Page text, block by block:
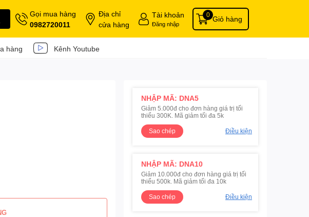
Gọi mua hàng
0982720011
Địa chỉ
cửa hàng
Tài khoản
Đăng nhập
Giỏ hàng
0
hàng Kênh Youtube
NHẬP MÃ: DNA5
Giảm 5.000đ cho đơn hàng giá trị tối
thiểu 300K. Mã giảm tối đa 5k
Sao chép
Điều kiện
NHẬP MÃ: DNA10
Giảm 10.000đ cho đơn hàng giá trị tối
thiểu 500k. Mã giảm tối đa 10k
Sao chép
Điều kiện